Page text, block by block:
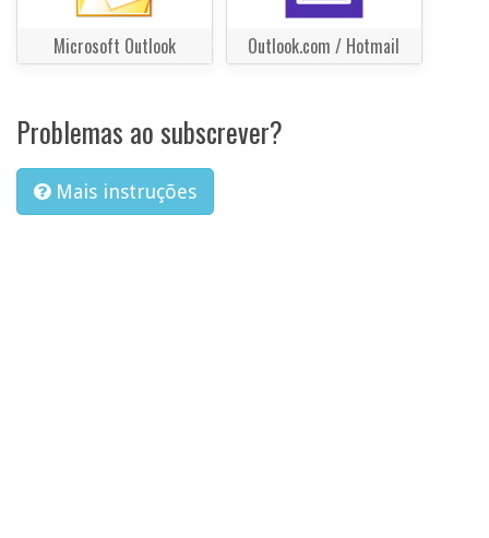
Microsoft Outlook Outlook.com / Hotmail
Problemas ao subscrever?
Mais instruções